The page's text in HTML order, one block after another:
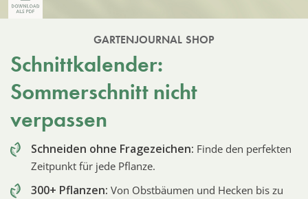
GARTENJOURNAL SHOP
Schnittkalender:
Sommerschnitt nicht
verpassen
Schneiden ohne Fragezeichen: Finde den perfekten
Zeitpunkt für jede Pflanze.
300+ Pflanzen: Von Obstbäumen und Hecken bis zu